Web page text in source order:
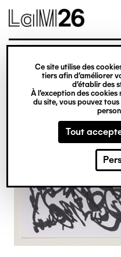
Gestion des cookies
Ce site utilise des
tiers afin d’améliorer
d’établir des
À l’exception des
du site, vous pouvez
Tout
contenu